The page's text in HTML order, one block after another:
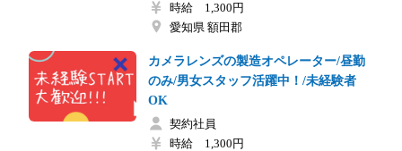
時給 1,300円
愛知県 額田郡
カメラレンズの製造オペレーター/昼勤
のみ/男女スタッフ活躍中！/未経験者
OK
契約社員
時給 1,300円